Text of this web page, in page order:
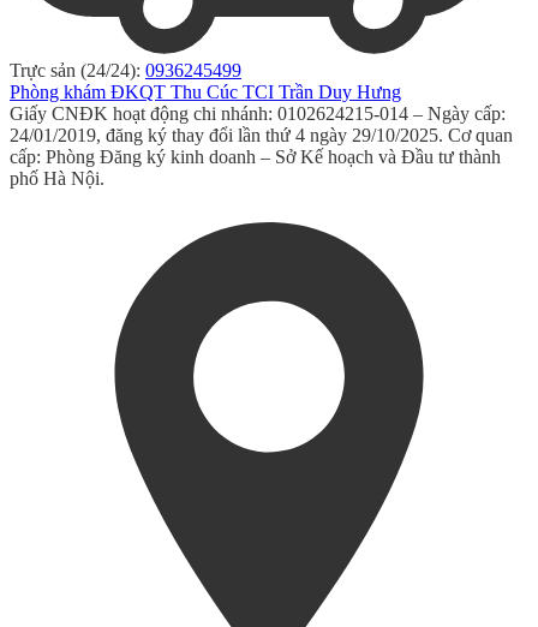
Trực sản (24/24): 0936245499
Phòng khám ĐKQT Thu Cúc TCI Trần Duy Hưng
Giấy CNĐK hoạt động chi nhánh: 0102624215-014 – Ngày cấp:
24/01/2019, đăng ký thay đổi lần thứ 4 ngày 29/10/2025. Cơ quan
cấp: Phòng Đăng ký kinh doanh – Sở Kế hoạch và Đầu tư thành
phố Hà Nội.